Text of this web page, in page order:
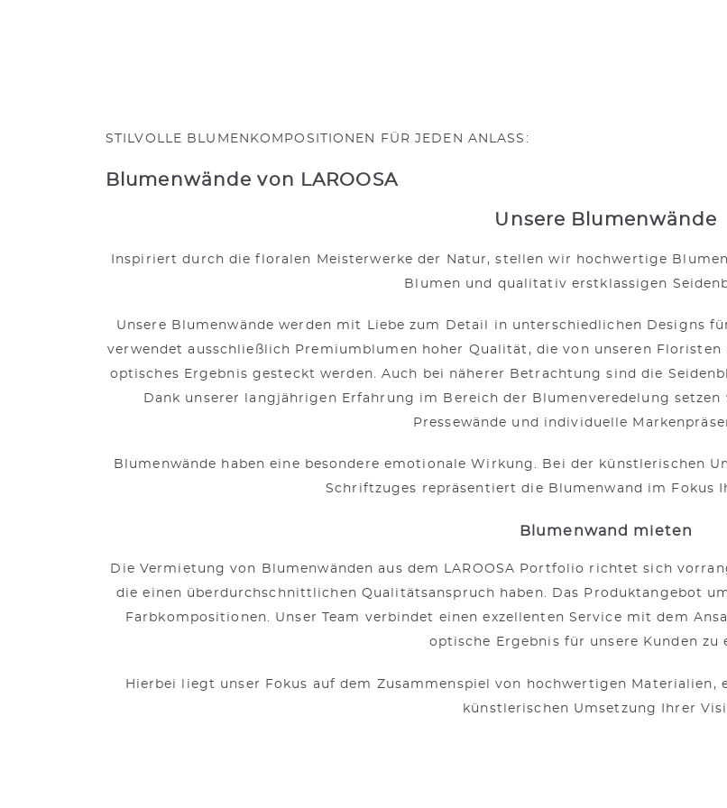
STILVOLLE BLUMENKOMPOSITIONEN FÜR JEDEN ANLASS:
Blumenwände von LAROOSA
Unsere Blumenwände
Inspiriert durch die floralen Meisterwerke der Natur, stellen wir hochwertige
Blumen und qualitativ erstklassigen
Unsere Blumenwände werden mit Liebe zum Detail in unterschiedlichen Designs
verwendet ausschließlich Premiumblumen hoher Qualität, die von unseren
optisches Ergebnis gesteckt werden. Auch bei näherer Betrachtung sind die
Dank unserer langjährigen Erfahrung im Bereich der Blumenveredelung
Pressewände und individuelle
Blumenwände haben eine besondere emotionale Wirkung. Bei der künstlerischen
Schriftzuges repräsentiert die Blumenwand im Fokus
Blumenwand mieten
Die Vermietung von Blumenwänden aus dem LAROOSA Portfolio richtet sich
die einen überdurchschnittlichen Qualitätsanspruch haben. Das Produktangebot
Farbkompositionen. Unser Team verbindet einen exzellenten Service mit dem
optische Ergebnis für unsere Kunden zu
Hierbei liegt unser Fokus auf dem Zusammenspiel von hochwertigen
künstlerischen Umsetzung Ihrer